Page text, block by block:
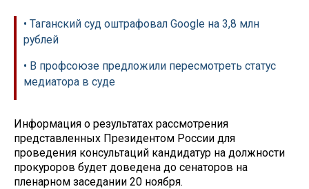
• Таганский суд оштрафовал Google на 3,8 млн
рублей
• В профсоюзе предложили пересмотреть статус
медиатора в суде
Информация о результатах рассмотрения
представленных Президентом России для
проведения консультаций кандидатур на должности
прокуроров будет доведена до сенаторов на
пленарном заседании 20 ноября.